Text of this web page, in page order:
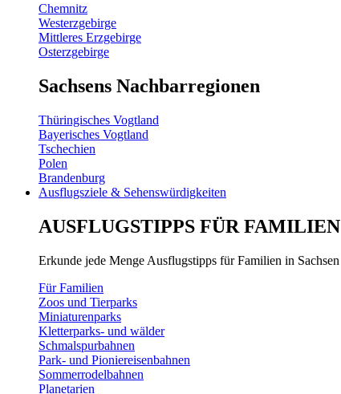
Chemnitz
Westerzgebirge
Mittleres Erzgebirge
Osterzgebirge
Sachsens Nachbarregionen
Thüringisches Vogtland
Bayerisches Vogtland
Tschechien
Polen
Brandenburg
Ausflugsziele & Sehenswürdigkeiten
AUSFLUGSTIPPS FÜR FAMILIEN
Erkunde jede Menge Ausflugstipps für Familien in Sachsen
Für Familien
Zoos und Tierparks
Miniaturenparks
Kletterparks- und wälder
Schmalspurbahnen
Park- und Pioniereisenbahnen
Sommerrodelbahnen
Planetarien